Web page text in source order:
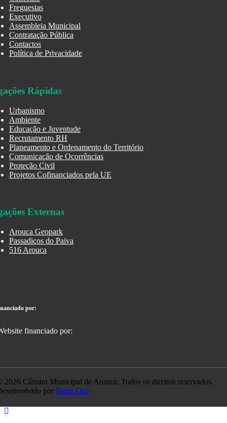
Freguesias
Executivo
Assembleia Municipal
Contratação Pública
Contactos
Política de Privacidade
Rápidas
Urbanismo
Ambiente
Educação e Juventude
Recrutamento RH
Planeamento e Ordenamento do Território
Comunicação de Ocorrências
Proteção Civil
Projetos Cofinanciados pela UE
Externas
Arouca Geopark
Passadiços do Paiva
516 Arouca
por:
2026 Câmara Municipal de Arouca. Todos os direitos reservados.
por Brain One